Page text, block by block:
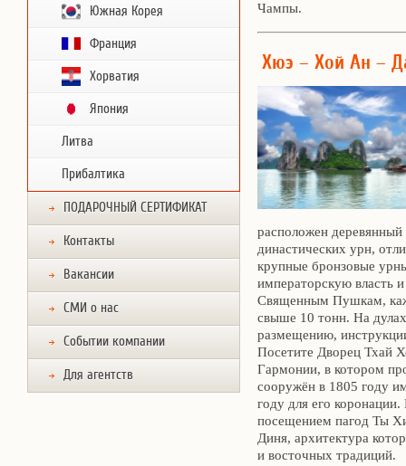
Южная Корея
Франция
Хорватия
Япония
Литва
Прибалтика
ПОДАРОЧНЫЙ СЕРТИФИКАТ
Контакты
Вакансии
СМИ о нас
Событии компании
Для агентств
Чампы.
Хюэ – Хой Ан –
расположен
династических урн,
крупные бронзовые
императорскую власть
Священным Пушкам,
свыше 10 тонн. На
размещению,
Посетите Дворец Тхай
Гармонии, в котором
сооружён в 1805 году
году для его
посещением пагод Ты
Диня, архитектура
и восточных традиций.